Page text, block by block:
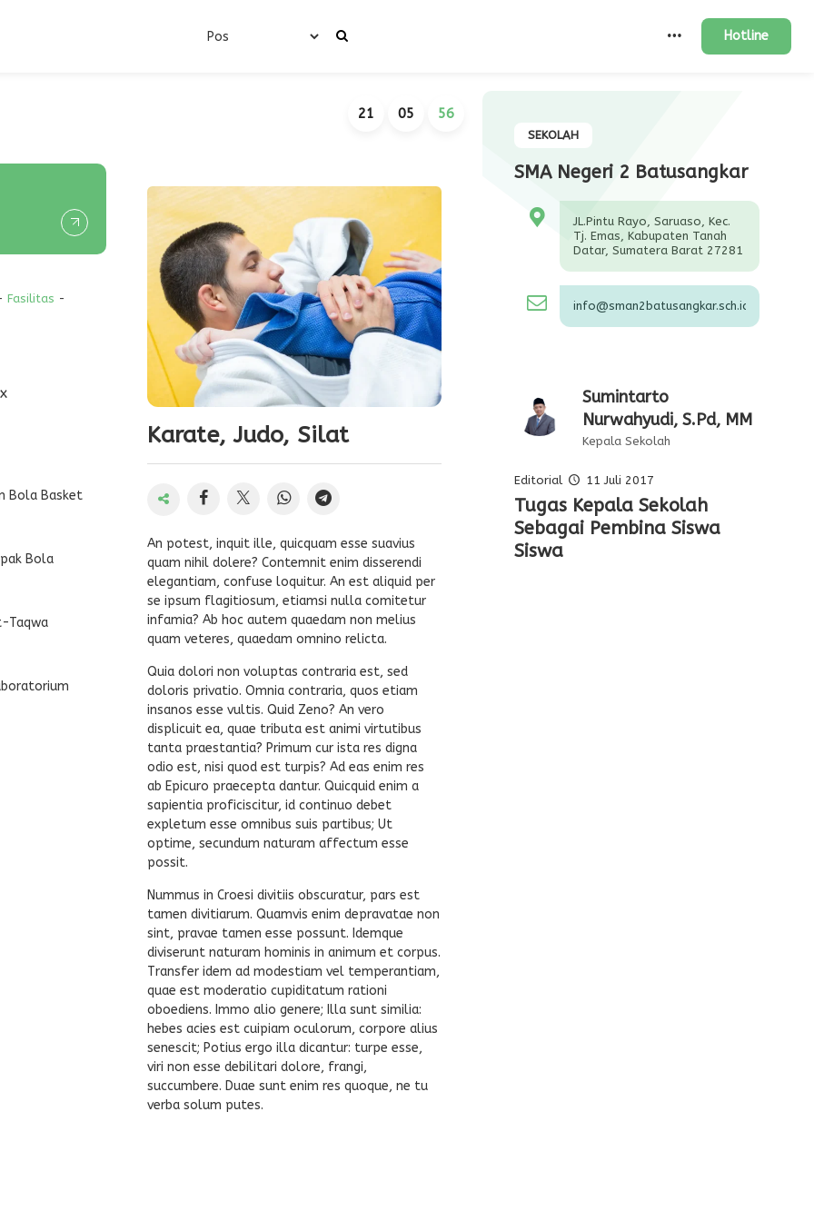
Hotline
21 05 56
Karate, Judo, Silat
An potest, inquit ille, quicquam esse suavius
quam nihil dolere? Contemnit enim disserendi
elegantiam, confuse loquitur. An est aliquid per
se ipsum flagitiosum, etiamsi nulla comitetur
infamia? Ab hoc autem quaedam non melius
quam veteres, quaedam omnino relicta.
Quia dolori non voluptas contraria est, sed
doloris privatio. Omnia contraria, quos etiam
insanos esse vultis. Quid Zeno? An vero
displicuit ea, quae tributa est animi virtutibus
tanta praestantia? Primum cur ista res digna
odio est, nisi quod est turpis? Ad eas enim res
ab Epicuro praecepta dantur. Quicquid enim a
sapientia proficiscitur, id continuo debet
expletum esse omnibus suis partibus; Ut
optime, secundum naturam affectum esse
possit.
Nummus in Croesi divitiis obscuratur, pars est
tamen divitiarum. Quamvis enim depravatae non
sint, pravae tamen esse possunt. Idemque
diviserunt naturam hominis in animum et corpus.
Transfer idem ad modestiam vel temperantiam,
quae est moderatio cupiditatum rationi
oboediens. Immo alio genere; Illa sunt similia:
hebes acies est cuipiam oculorum, corpore alius
senescit; Potius ergo illa dicantur: turpe esse,
viri non esse debilitari dolore, frangi,
succumbere. Duae sunt enim res quoque, ne tu
verba solum putes.
Fasilitas -
Bola Basket
Bola
Taqwa
SEKOLAH
SMA Negeri 2 Batusangkar
JL.Pintu Rayo, Saruaso, Kec.
Tj. Emas, Kabupaten Tanah
Datar, Sumatera Barat 27281
info@sman2batusangkar.sch.id
Sumintarto
Nurwahyudi, S.Pd, MM
Kepala Sekolah
Pelajaran Serta
Keteladanan Dari Para
Pahlawan
Editorial 11 Juli 2017
Tugas Kepala Sekolah
Sebagai Pembina Siswa
Siswa
Editorial Oleh Kepala
Sekolah
Membentuk Karakter Siswa
Di Sekolah